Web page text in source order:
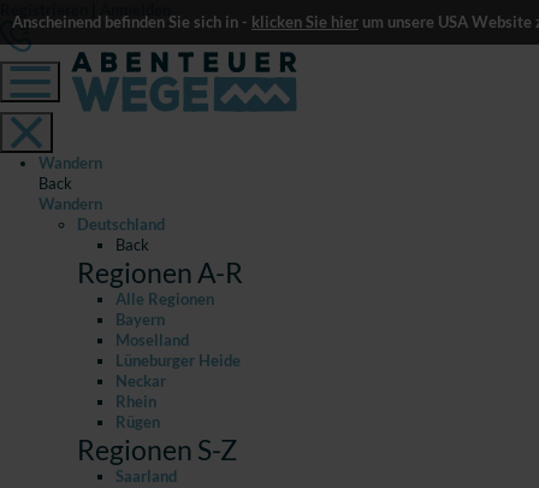
Anscheinend befinden Sie sich in - klicken Sie hier um unsere USA Website
Wandern
Back
Wandern
Deutschland
Back
Regionen A-R
Alle Regionen
Bayern
Moselland
Lüneburger Heide
Neckar
Rhein
Rügen
Regionen S-Z
Saarland